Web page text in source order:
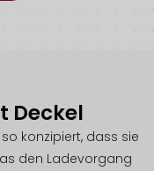
Deckel
konzipiert, dass sie
den Ladevorgang